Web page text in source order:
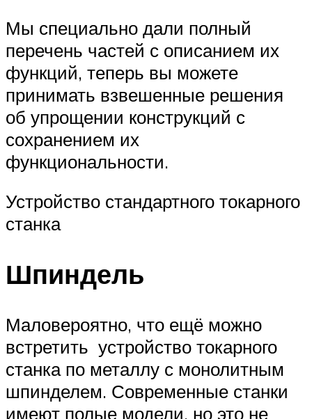
Мы специально дали полный
перечень частей с описанием их
функций, теперь вы можете
принимать взвешенные решения
об упрощении конструкций с
сохранением их
функциональности.
Устройство стандартного токарного
станка
Шпиндель
Маловероятно, что ещё можно
встретить устройство токарного
станка по металлу с монолитным
шпинделем. Современные станки
имеют полые модели, но это не